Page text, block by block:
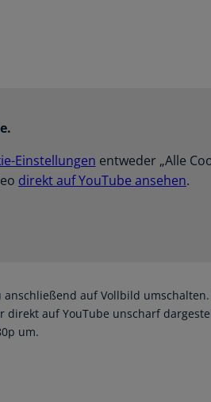
Einstellungen entweder „Alle
direkt auf YouTube ansehen.
anschließend auf Vollbild
direkt auf YouTube unscharf
um.